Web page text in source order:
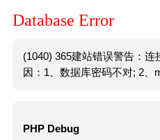
Database Error
(1040) 365建站错误警告：
因：1、数据库密码不对; 2、
PHP Debug